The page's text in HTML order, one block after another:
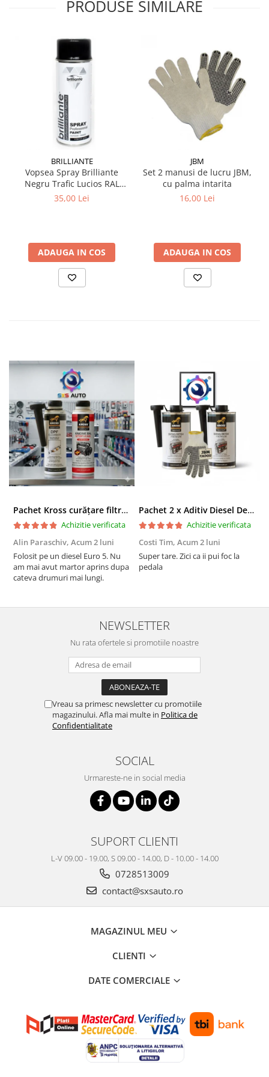
Culoare 2,5 DIN ISO 2049
Ulei all-season pentru motoarele pe benzină şi Diesel. Adecvat în
mod special pentru automobilele pe gaz (CNG/LPG). Utilizare
universală pentru autovehiculele fără filtru pentru particule de
particule DPF. Testat pentru sisteme turbo şi sisteme cu
Mod de utilizare:
Respectaţi prescripţiile de exploatare ale constructorilor de
autovehicule şi de motoare .
PRODUSE SIMILARE
BRILLIANTE
Vopsea Spray Brilliante
Negru Trafic Lucios RAL
9017 400 ml
35,00 Lei
ADAUGA IN COS
JBM
Set 2 manusi de lucru JBM,
cu palma intarita
16,00 Lei
ADAUGA IN COS
Pachet Kross curățare filtru particule DPF și etanșare ulei 250 ml + 250 ml
Achizitie verificata
Alin Paraschiv, Acum 2 luni
Folosit pe un diesel Euro 5. Nu
am mai avut martor aprins dupa
cateva drumuri mai lungi.
Pachet 2 x Aditiv Diesel Detox Premium Kross - Curățare Completă, +5 Puncte Cetanic & Protecție DPF/EGR
Achizitie verificata
Costi Tim, Acum 2 luni
Super tare. Zici ca ii pui foc la
pedala
NEWSLETTER
Nu rata ofertele si promotiile noastre
Vreau sa primesc newsletter cu promotiile
magazinului. Afla mai multe in Politica de
Confidentialitate
SOCIAL
Urmareste-ne in social media
SUPORT CLIENTI
L-V 09.00 - 19.00, S 09.00 - 14.00, D - 10.00 - 14.00
0728513009
contact@sxsauto.ro
MAGAZINUL MEU
CLIENTI
DATE COMERCIALE